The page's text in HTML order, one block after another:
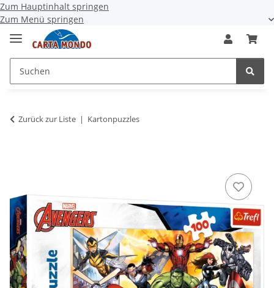
Zum Hauptinhalt springen
Zum Menü springen
Zurück zur Liste Kartonpuzzles